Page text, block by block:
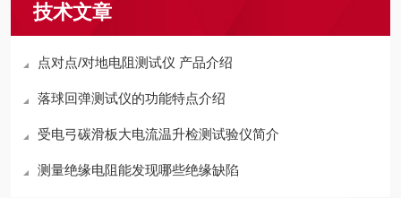
技术文章
点对点/对地电阻测试仪 产品介绍
落球回弹测试仪的功能特点介绍
受电弓碳滑板大电流温升检测试验仪简介
测量绝缘电阻能发现哪些绝缘缺陷